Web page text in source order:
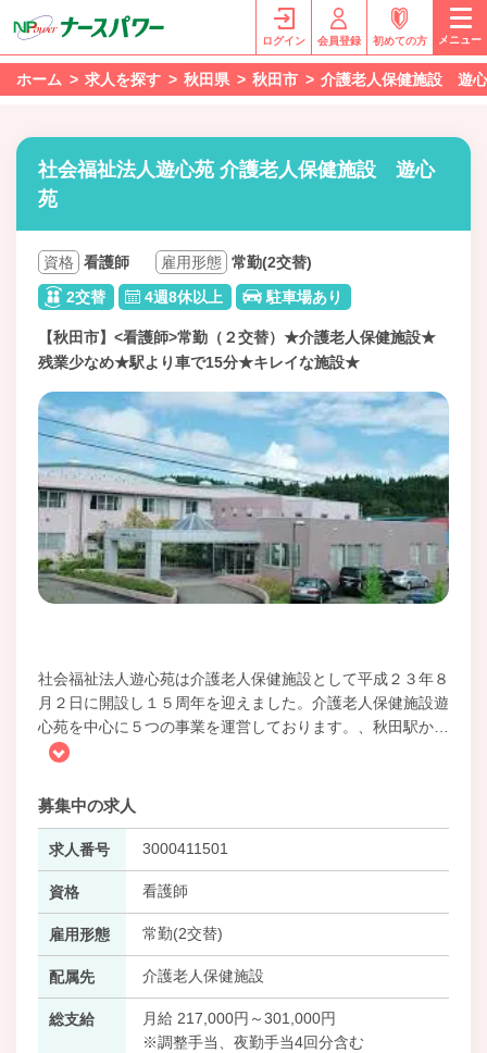
ログイン 会員登録 初めての方 メニュー
ホーム 求人を探す 秋田県 秋田市 介護老人保健施設 遊
社会福祉法人遊心苑 介護老人保健施設 遊心
苑
資格 看護師 雇用形態 常勤(2交替)
2交替
4週8休以上 駐車場あり
【秋田市】<看護師>常勤（２交替）★介護老人保健施設★
残業少なめ★駅より車で15分★キレイな施設★
社会福祉法人遊心苑は介護老人保健施設として平成２３年８
月２日に開設し１５周年を迎えました。介護老人保健施設遊
心苑を中心に５つの事業を運営しております。、秋田駅か
募集中の求人
求人番号 3000411501
資格 看護師
雇用形態 常勤(2交替)
配属先 介護老人保健施設
総支給
月給 217,000円～301,000円
※調整手当、夜勤手当4回分含む